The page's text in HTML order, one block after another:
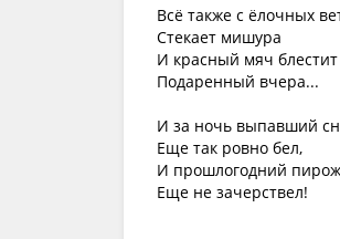
Всё также с ёлочных
Стекает мишура
И красный мяч
Подаренный вчера...
И за ночь выпавший
Еще так ровно бел,
И прошлогодний
Еще не зачерствел!